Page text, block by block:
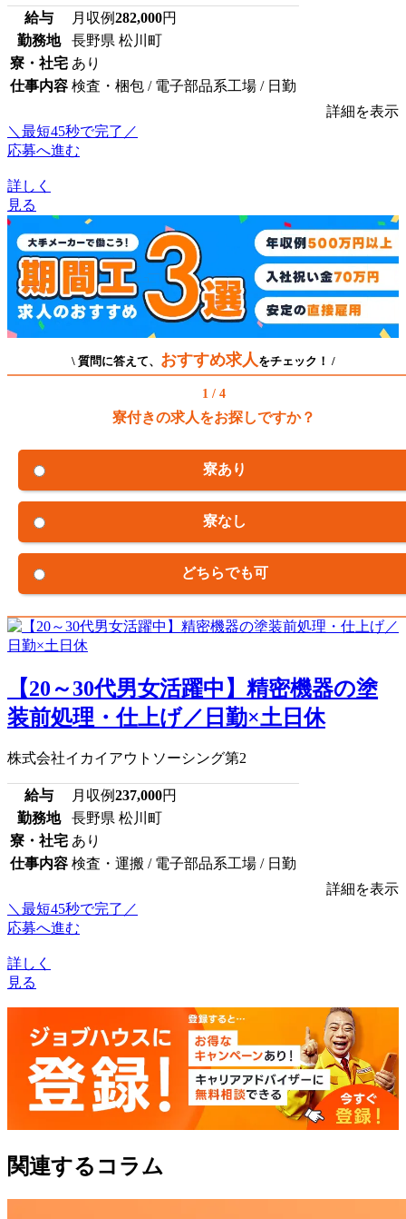
給与 月収例282,000円
勤務地
長野県 松川町
寮・社宅 あり
仕事内容 検査・梱包 / 電子部品系工場 / 日勤
詳細を表示
＼最短45秒で完了／
応募へ進む
詳しく
見る
\ 質問に答えて、 おすすめ求人 をチェック！ /
1 / 4
寮付きの求人をお探しですか？
寮あり
寮なし
どちらでも可
【20～30代男女活躍中】精密機器の塗
装前処理・仕上げ／日勤×土日休
株式会社イカイアウトソーシング第2
給与 月収例237,000円
勤務地
長野県 松川町
寮・社宅 あり
仕事内容 検査・運搬 / 電子部品系工場 / 日勤
詳細を表示
＼最短45秒で完了／
応募へ進む
詳しく
見る
関連するコラム